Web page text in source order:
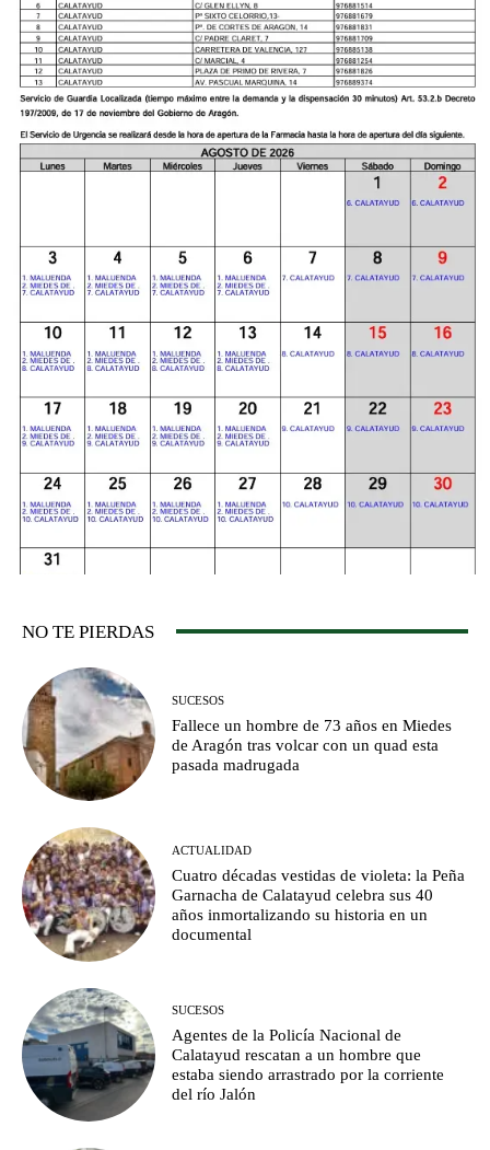
NO TE PIERDAS
SUCESOS
Fallece un hombre de 73 años en Miedes
de Aragón tras volcar con un quad esta
pasada madrugada
ACTUALIDAD
Cuatro décadas vestidas de violeta: la Peña
Garnacha de Calatayud celebra sus 40
años inmortalizando su historia en un
documental
SUCESOS
Agentes de la Policía Nacional de
Calatayud rescatan a un hombre que
estaba siendo arrastrado por la corriente
del río Jalón